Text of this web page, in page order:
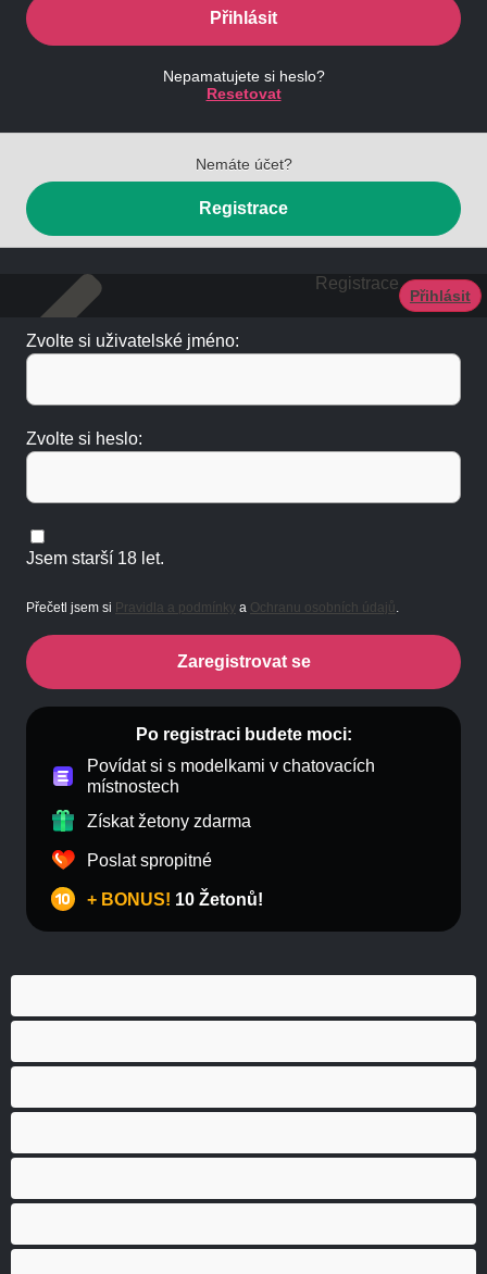
Přihlásit
Nepamatujete si heslo?
Resetovat
Nemáte účet?
Registrace
Registrace
Přihlásit
Zvolte si uživatelské jméno:
Zvolte si heslo:
Jsem starší 18 let.
Přečetl jsem si Pravidla a podmínky a Ochranu osobních údajů.
Zaregistrovat se
Po registraci budete moci:
Povídat si s modelkami v chatovacích
místnostech
Získat žetony zdarma
Poslat spropitné
+ BONUS! 10 Žetonů!